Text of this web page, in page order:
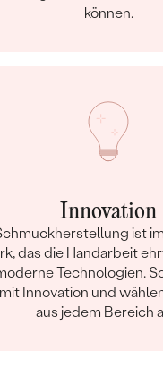
können.
Innovation
ist
das die Handarbeit
Technologien.
Innovation und
aus jedem Bereich